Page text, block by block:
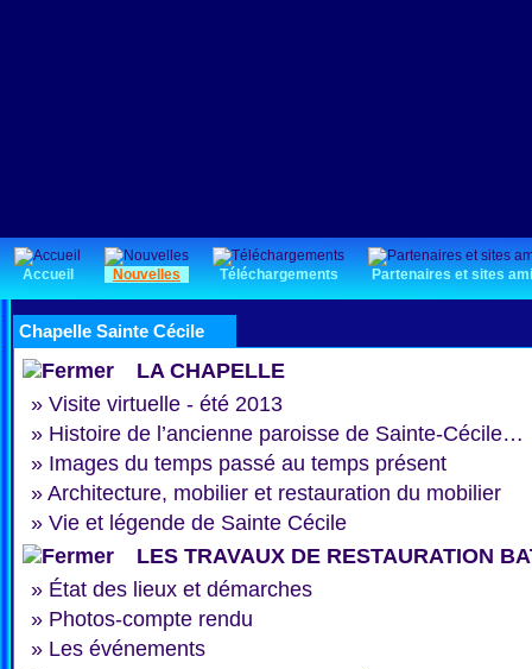
Accueil Nouvelles Téléchargements Partenaires et sites
Chapelle Sainte Cécile
LA CHAPELLE
» Visite virtuelle - été 2013
» Histoire de l’ancienne paroisse de Sainte-Cécile…
» Images du temps passé au temps présent
» Architecture, mobilier et restauration du mobilier
» Vie et légende de Sainte Cécile
LES TRAVAUX DE RESTAURATION
» État des lieux et démarches
» Photos-compte rendu
» Les événements